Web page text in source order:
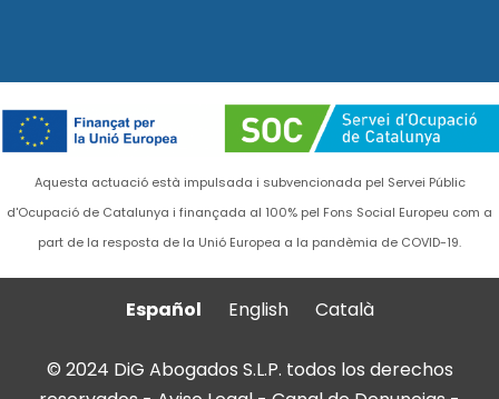
Aquesta actuació està impulsada i subvencionada pel Servei Públic
d'Ocupació de Catalunya i finançada al 100% pel Fons Social Europeu com a
part de la resposta de la Unió Europea a la pandèmia de COVID-19.
Español English Català
© 2024 DiG Abogados S.L.P. todos los derechos